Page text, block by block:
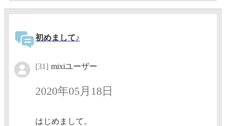
初めまして♪
[31] mixiユーザー
2020年05月18日
はじめまして。